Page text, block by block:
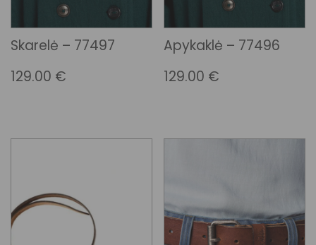
Skarelė – 77497
129.00 €
Apykaklė – 77496
129.00 €